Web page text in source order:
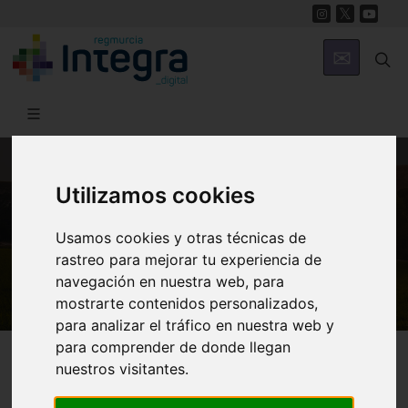
Utilizamos cookies
Usamos cookies y otras técnicas de
rastreo para mejorar tu experiencia de
navegación en nuestra web, para
mostrarte contenidos personalizados,
para analizar el tráfico en nuestra web y
para comprender de donde llegan
nuestros visitantes.
MUNICIPIOS
Cehegín
Iluminación
Cehegín